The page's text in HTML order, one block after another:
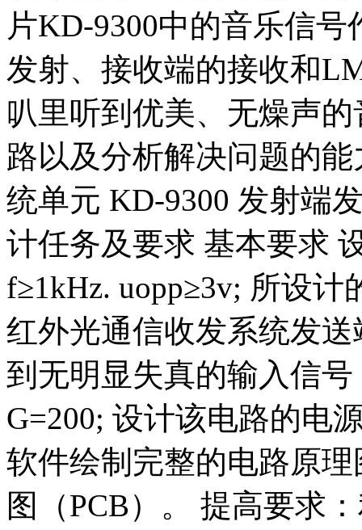
片KD-9300中的音乐信
发射、接收端的接收和
叭里听到优美、无燥声
路以及分析解决问题的
统单元 KD-9300 发射端
计任务及要求 基本要求
f≥1kHz. uopp≥3v; 所设
红外光通信收发系统发
到无明显失真的输入信
G=200; 设计该电路的电
软件绘制完整的电路原
图（PCB）。 提高要求